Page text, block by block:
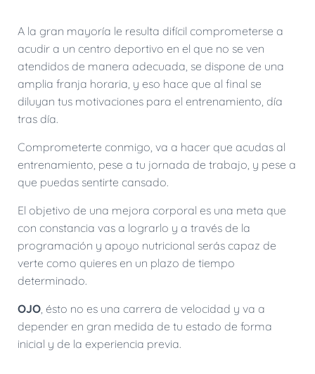
A la gran mayoría le resulta difícil comprometerse a
acudir a un centro deportivo en el que no se ven
atendidos de manera adecuada, se dispone de una
amplia franja horaria, y eso hace que al final se
diluyan tus motivaciones para el entrenamiento, día
tras día.
Comprometerte conmigo, va a hacer que acudas al
entrenamiento, pese a tu jornada de trabajo, y pese a
que puedas sentirte cansado.
El objetivo de una mejora corporal es una meta que
con constancia vas a lograrlo y a través de la
programación y apoyo nutricional serás capaz de
verte como quieres en un plazo de tiempo
determinado.
OJO, ésto no es una carrera de velocidad y va a
depender en gran medida de tu estado de forma
inicial y de la experiencia previa.